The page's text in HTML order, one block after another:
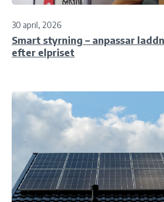
30 april, 2026
Smart styrning – anpassar
efter elpriset